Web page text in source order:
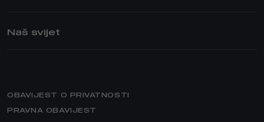
JUNIOR IBRIDA
BUSINESS
POSTPRODAJNE USLUGE
Naš svijet
ALFA ROMEO MUZEJ
OBAVIJEST O PRIVATNOSTI
PRAVNA OBAVIJEST